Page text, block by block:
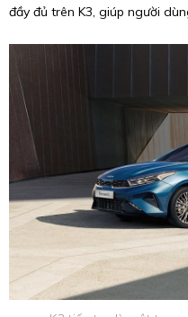
đầy đủ trên K3, giúp người